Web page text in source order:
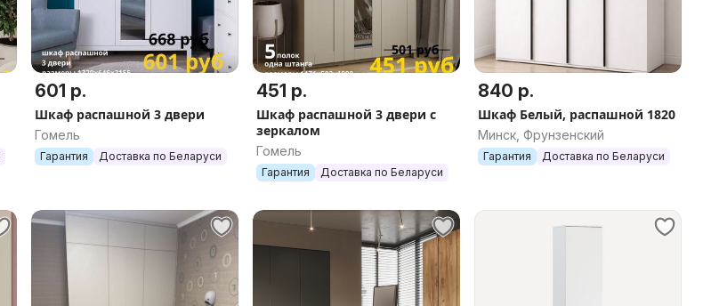
601 р.
Шкаф распашной 3 двери
Гомель
Гарантия Доставка по Беларуси
451 р.
Шкаф распашной 3 двери с
зеркалом
Гомель
Гарантия Доставка по Беларуси
840 р.
Шкаф Белый, распашной 1820
Минск, Фрунзенский
Гарантия Доставка по Беларуси